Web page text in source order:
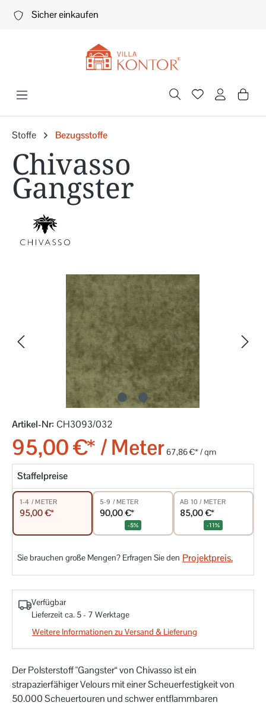
Zum Hauptinhalt springen
Sicher einkaufen
Stoffe Bezugsstoffe
Chivasso
Gangster
Bildergalerie überspringen
Artikel-Nr: CH3093/032
95,00 €* / Meter67,86 €* / qm
Staffelpreise
1-4 / METER
95,00 €*
5-9 / METER
90,00 €*
-5%
AB 10 / METER
85,00 €*
-11%
Sie brauchen große Mengen? Erfragen Sie den Projektpreis.
Verfügbar
Lieferzeit ca. 5 - 7 Werktage
Weitere Informationen zu Versand & Lieferung
Der Polsterstoff "Gangster“ von Chivasso ist ein
strapazierfähiger Velours mit einer Scheuerfestigkeit von
50.000 Scheuertouren und schwer entflammbaren